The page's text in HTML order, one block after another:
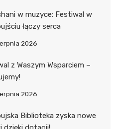
w muzyce: Festiwal w
łączy serca
2026
z Waszym Wsparciem –
2026
Biblioteka zyska nowe